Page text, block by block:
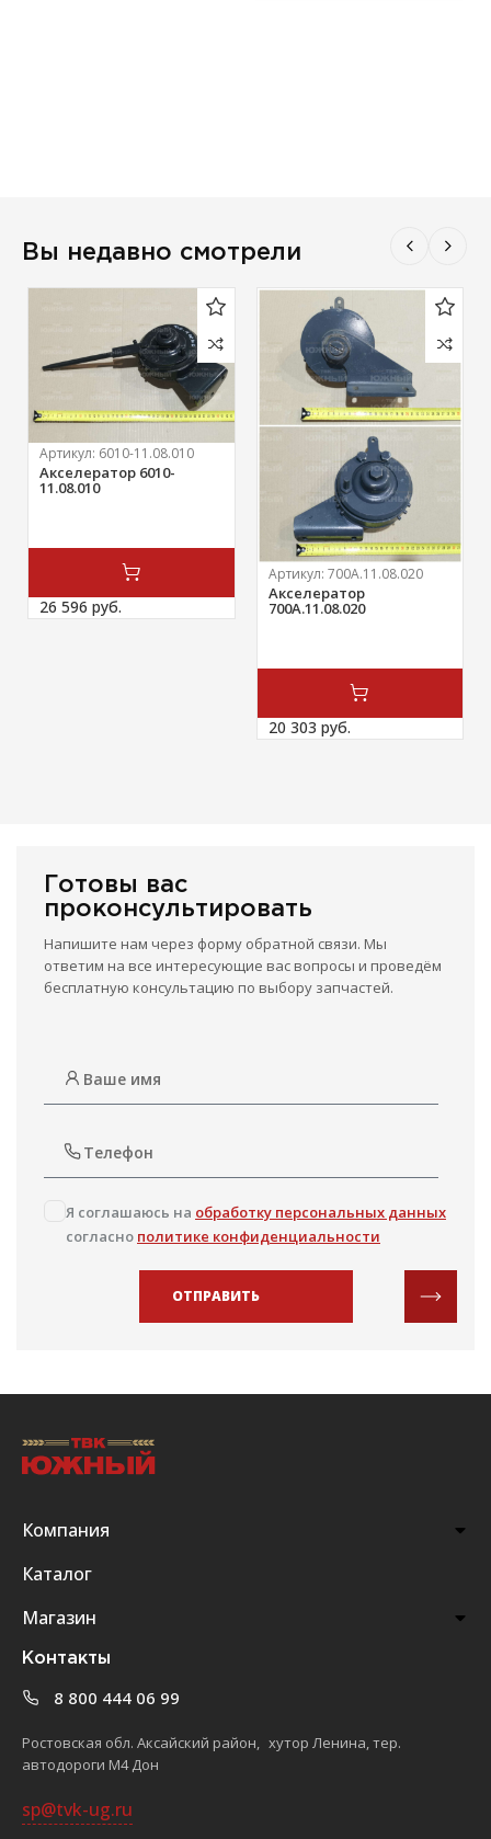
Вы недавно смотрели
Артикул: 6010-11.08.010
Акселератор 6010-
11.08.010
26 596 руб.
Артикул: 700А.11.08.020
Акселератор
700А.11.08.020
20 303 руб.
Готовы вас
проконсультировать
Напишите нам через форму обратной связи. Мы
ответим на все интересующие вас вопросы и проведём
бесплатную консультацию по выбору запчастей.
Я соглашаюсь на обработку персональных данных
согласно политике конфиденциальности
ОТПРАВИТЬ
Компания
Каталог
Магазин
Контакты
8 800 444 06 99
Ростовская обл. Аксайский район, хутор Ленина, тер.
автодороги М4 Дон
sp@tvk-ug.ru